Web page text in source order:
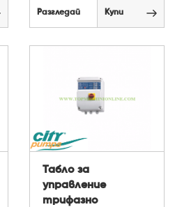
Разгледай Купи
Табло за
управление
трифазно